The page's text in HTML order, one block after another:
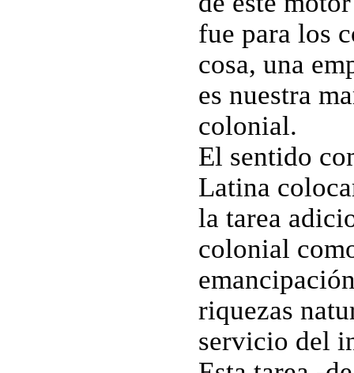
fue para los
cosa, una
es nuestra
colonial.
El sentido
Latina
la tarea
colonial
riquezas
servicio del